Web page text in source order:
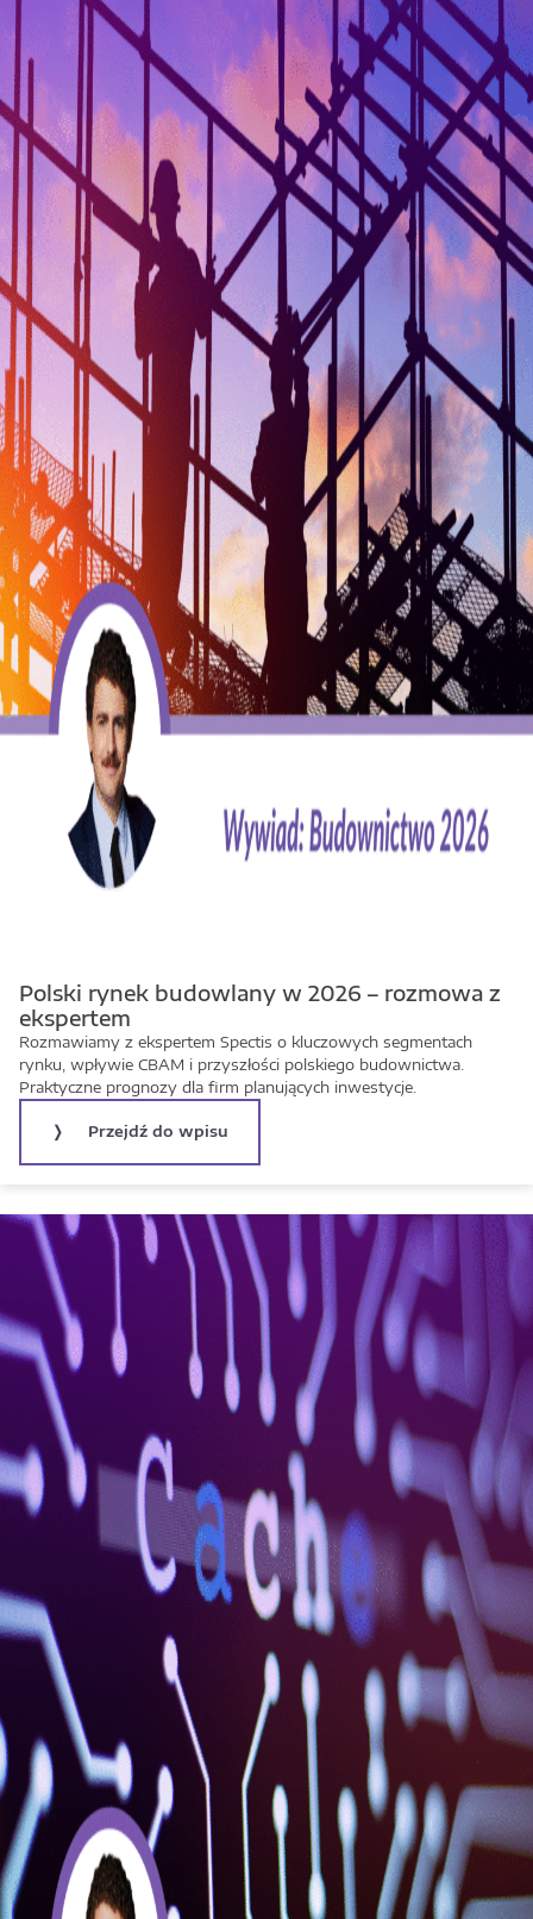
Polski rynek budowlany w 2026 – rozmowa z
ekspertem
Rozmawiamy z ekspertem Spectis o kluczowych segmentach
rynku, wpływie CBAM i przyszłości polskiego budownictwa.
Praktyczne prognozy dla firm planujących inwestycje.
Przejdź do wpisu